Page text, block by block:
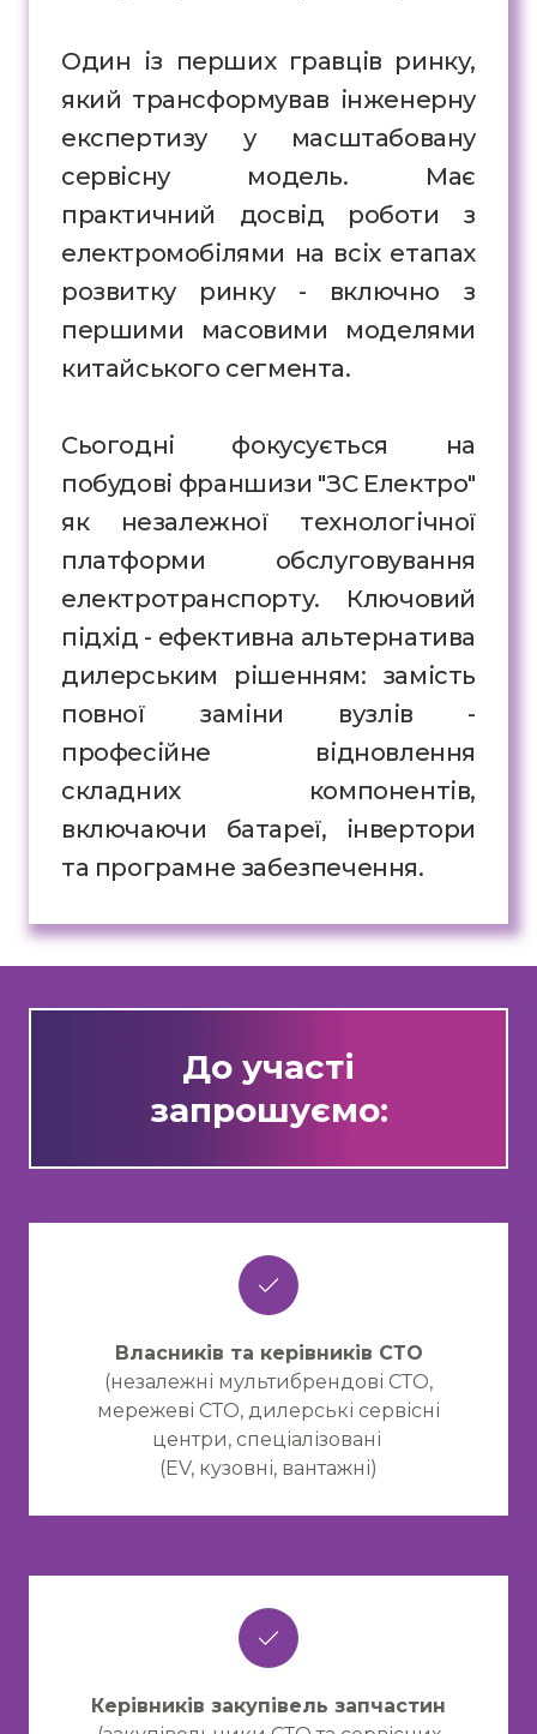
Один із перших гравців ринку,
який трансформував інженерну
експертизу у масштабовану
сервісну модель. Має
практичний досвід роботи з
електромобілями на всіх етапах
розвитку ринку - включно з
першими масовими моделями
китайського сегмента.
Сьогодні фокусується на
побудові франшизи "ЗС Електро"
як незалежної технологічної
платформи обслуговування
електротранспорту. Ключовий
підхід - ефективна альтернатива
дилерським рішенням: замість
повної заміни вузлів -
професійне відновлення
складних компонентів,
включаючи батареї, інвертори
та програмне забезпечення.
До участі
запрошуємо:
Власників та керівників СТО
(незалежні мультибрендові СТО,
мережеві СТО, дилерські сервісні
центри, спеціалізовані
(EV, кузовні, вантажні)
Керівників закупівель запчастин